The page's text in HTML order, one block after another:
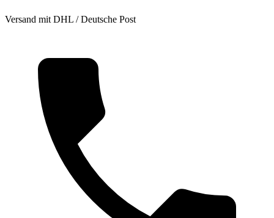
Versand mit DHL / Deutsche Post